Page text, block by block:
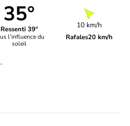
35°
Ressenti 39°
l’influence du
soleil
10 km/h
Rafales20 km/h